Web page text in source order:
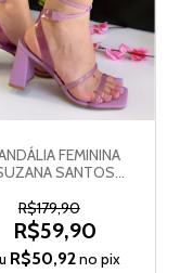
FEMININA
SANTOS
R$179,90
R$59,90
R$50,92no pix